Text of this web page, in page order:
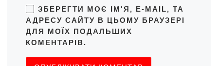
ЗБЕРЕГТИ МОЄ ІМ'Я, E-MAIL, ТА
АДРЕСУ САЙТУ В ЦЬОМУ БРАУЗЕРІ
ДЛЯ МОЇХ ПОДАЛЬШИХ
КОМЕНТАРІВ.